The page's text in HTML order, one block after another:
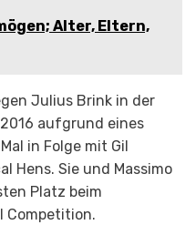
Alter, Eltern,
Julius Brink in der
aufgrund eines
in Folge mit Gil
Hens. Sie und Massimo
Platz beim
Competition.